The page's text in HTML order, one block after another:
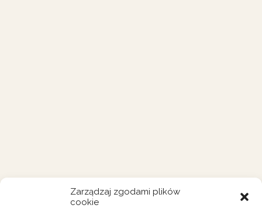
Zarządzaj zgodami plików
cookie